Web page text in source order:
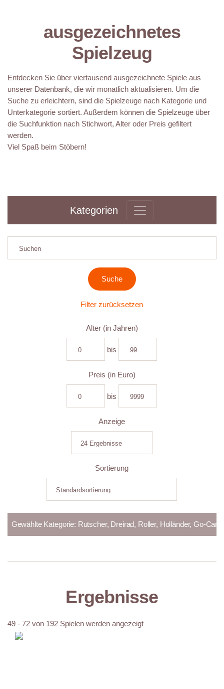
ausgezeichnetes
Spielzeug
Entdecken Sie über viertausend ausgezeichnete Spiele aus
unserer Datenbank, die wir monatlich aktualisieren. Um die
Suche zu erleichtern, sind die Spielzeuge nach Kategorie und
Unterkategorie sortiert. Außerdem können die Spielzeuge über
die Suchfunktion nach Stichwort, Alter oder Preis gefiltert
werden.
Viel Spaß beim Stöbern!
Kategorien
Filter zurücksetzen
Alter (in Jahren)
bis
Preis (in Euro)
bis
Anzeige
Sortierung
Ergebnisse
49 - 72 von 192 Spielen werden angezeigt